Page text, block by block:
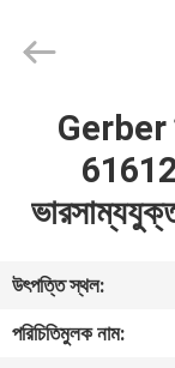
পণ্য
আমাদের
সম্পর্কে
EQUIPMENT
CO.,LTD.
Gerber
উৎপত্তি স্থল:
পরিচিতিমুলক নাম: